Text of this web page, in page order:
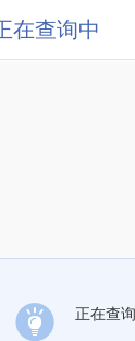
在查询中
正在查